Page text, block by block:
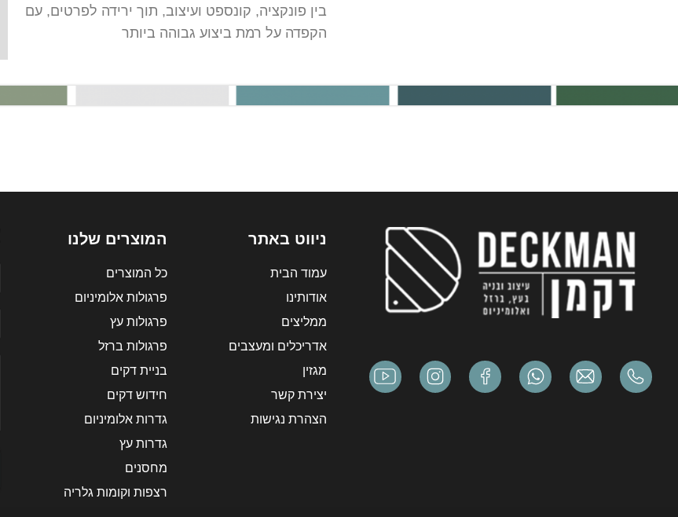
בין פונקציה, קונספט ועיצוב, תוך ירידה לפרטים, עם
הקפדה על רמת ביצוע גבוהה ביותר
ניווט באתר
עמוד הבית
אודותינו
ממליצים
אדריכלים ומעצבים
מגזין
יצירת קשר
הצהרת נגישות
המוצרים שלנו
כל המוצרים
פרגולות אלומיניום
פרגולות עץ
פרגולות ברזל
בניית דקים
חידוש דקים
גדרות אלומיניום
גדרות עץ
מחסנים
רצפות וקומות גלריה